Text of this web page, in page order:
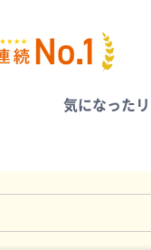
気になった